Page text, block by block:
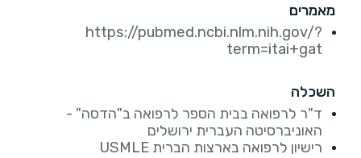
מאמרים
https://pubmed.ncbi.nlm.nih.gov/?
term=itai+gat
השכלה
ד"ר לרפואה בבית הספר לרפואה ב"הדסה" -
האוניברסיטה העברית ירושלים
רישיון לרפואה בארצות הברית USMLE